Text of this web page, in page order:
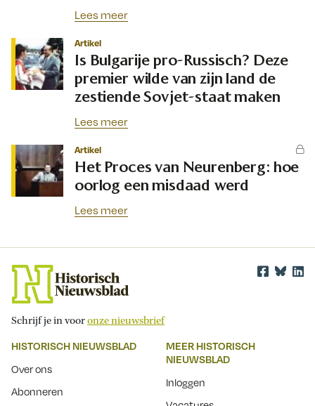
Lees meer
Artikel
Is Bulgarije pro-Russisch? Deze
premier wilde van zijn land de
zestiende Sovjet-staat maken
Lees meer
Artikel
Het Proces van Neurenberg: hoe
oorlog een misdaad werd
Lees meer
Schrijf je in vooronze nieuwsbrief
HISTORISCH NIEUWSBLAD
Over ons
Abonneren
MEER HISTORISCH
NIEUWSBLAD
Inloggen